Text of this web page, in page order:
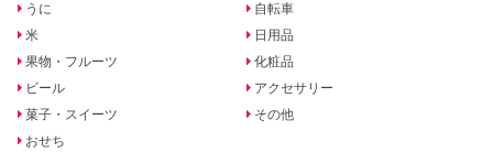
うに
米
果物・フルーツ
ビール
菓子・スイーツ
おせち
自転車
日用品
化粧品
アクセサリー
その他